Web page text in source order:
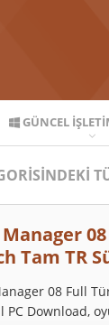
GÜNCEL
Tam TR
08 Full
PC Download,